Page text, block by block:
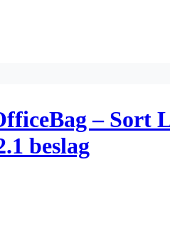
– Sort
beslag